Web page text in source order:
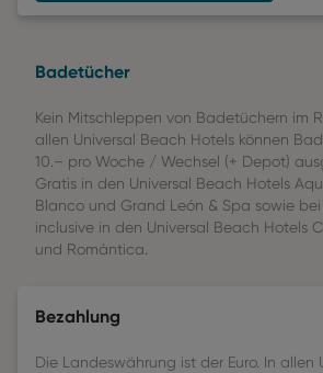
Badetücher
Kein Mitschleppen von Badetüchern im
allen Universal Beach Hotels können
10.– pro Woche / Wechsel (+ Depot)
Gratis in den Universal Beach Hotels
Blanco und Grand León & Spa sowie
inclusive in den Universal Beach Hotels
und Romántica.
Bezahlung
Die Landeswährung ist der Euro. In allen